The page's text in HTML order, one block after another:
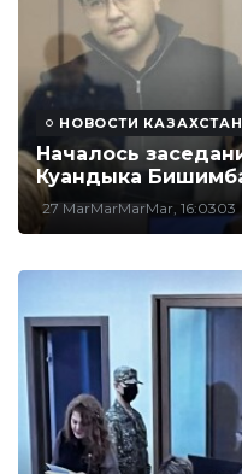
НОВОСТИ
Началось
Куандыка
27 MarMarMarMar, 16:0303